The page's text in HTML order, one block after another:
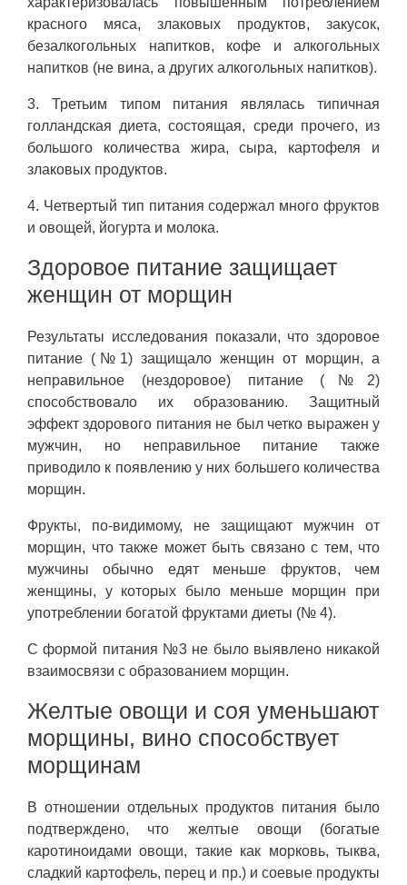
красного мяса, злаковых продуктов, закусок,
безалкогольных напитков, кофе и алкогольных
напитков (не вина, а других алкогольных напитков).
3. Третьим типом питания являлась типичная
голландская диета, состоящая, среди прочего, из
большого количества жира, сыра, картофеля и
злаковых продуктов.
4. Четвертый тип питания содержал много фруктов
и овощей, йогурта и молока.
Здоровое питание защищает
женщин от морщин
Результаты исследования показали, что здоровое
питание (№1) защищало женщин от морщин, а
неправильное (нездоровое) питание (№2)
способствовало их образованию. Защитный
эффект здорового питания не был четко выражен у
мужчин, но неправильное питание также
приводило к появлению у них большего количества
морщин.
Фрукты, по-видимому, не защищают мужчин от
морщин, что также может быть связано с тем, что
мужчины обычно едят меньше фруктов, чем
женщины, у которых было меньше морщин при
употреблении богатой фруктами диеты (№ 4).
С формой питания №3 не было выявлено никакой
взаимосвязи с образованием морщин.
Желтые овощи и соя уменьшают
морщины, вино способствует
морщинам
В отношении отдельных продуктов питания было
подтверждено, что желтые овощи (богатые
каротиноидами овощи, такие как морковь, тыква,
сладкий картофель, перец и пр.) и соевые продукты